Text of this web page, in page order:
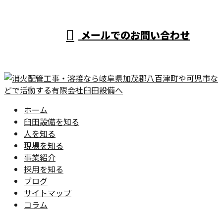
メールでのお問い合わせ
ホーム
臼田設備を知る
人を知る
現場を知る
事業紹介
採用を知る
ブログ
サイトマップ
コラム